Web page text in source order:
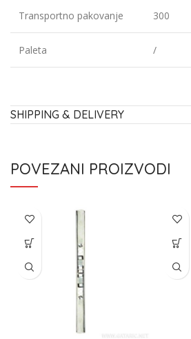
Transportno pakovanje 300
Paleta /
SHIPPING & DELIVERY
POVEZANI PROIZVODI